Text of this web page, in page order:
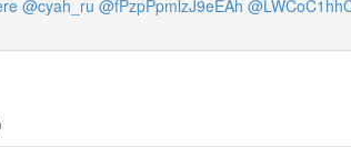
@cyah_ru @fPzpPpmlzJ9eEAh